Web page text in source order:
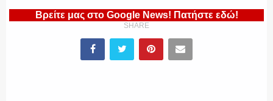
Βρείτε μας στο Google News! Πατήστε εδώ!
SHARE